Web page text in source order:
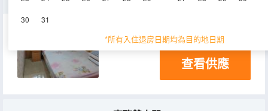
30 31
*所有入住退房日期均為目的地日期
12-15㎡ 2層
查看供應